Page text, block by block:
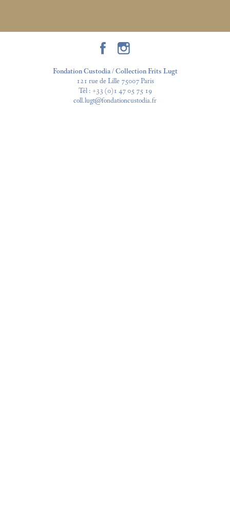
Fondation Custodia / Collection Frits Lugt
121 rue de Lille 75007 Paris
Tél : +33 (0)1 47 05 75 19
coll.lugt@fondationcustodia.fr